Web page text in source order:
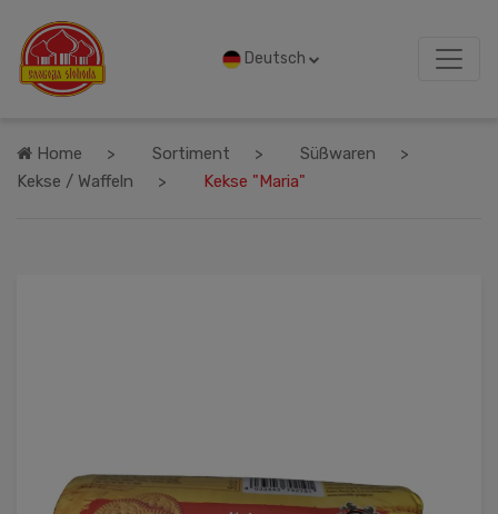
Deutsch
Home Sortiment
Süßwaren
Kekse / Waffeln
Kekse "Maria"